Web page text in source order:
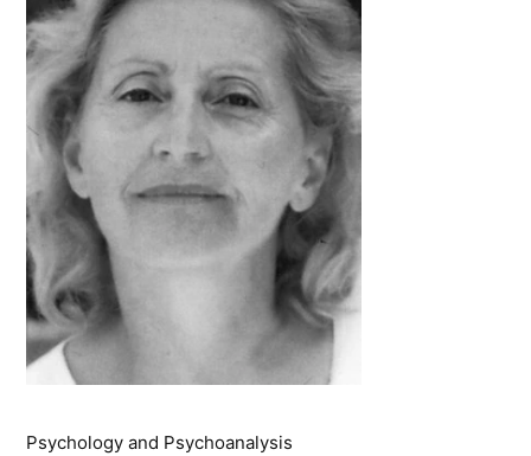
Psychology and Psychoanalysis